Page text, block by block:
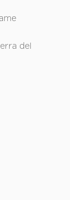
del